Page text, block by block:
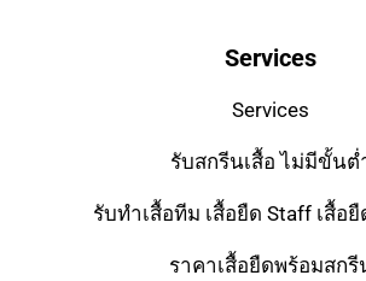
Services
Services
รับสกรีนเสื้อ ไม่มีขั้นต่
รับทำเสื้อทีม เสื้อยืด Staff เสื้อ
ราคาเสื้อยืดพร้อมสกรี